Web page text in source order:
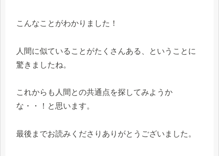
こんなことがわかりました！
人間に似ていることがたくさんある、ということに
驚きましたね。
これからも人間との共通点を探してみようか
な・・！と思います。
最後までお読みくださりありがとうございました。